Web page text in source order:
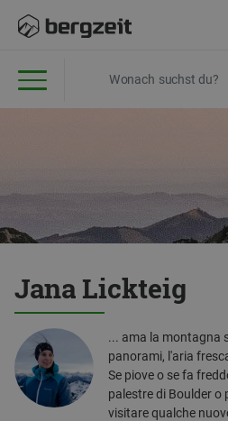
Jana Lickteig
... ama la montagna
panorami, l'aria
Se piove o se fa
palestre di Boulder o
visitare qualche